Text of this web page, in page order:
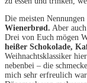
Die meisten
Wienerbrød. Aber auch
Drei von Euch mögen
heißer Schokolade,
Weihnachtsklassiker
nebenbei – die
mich sehr erfreulich